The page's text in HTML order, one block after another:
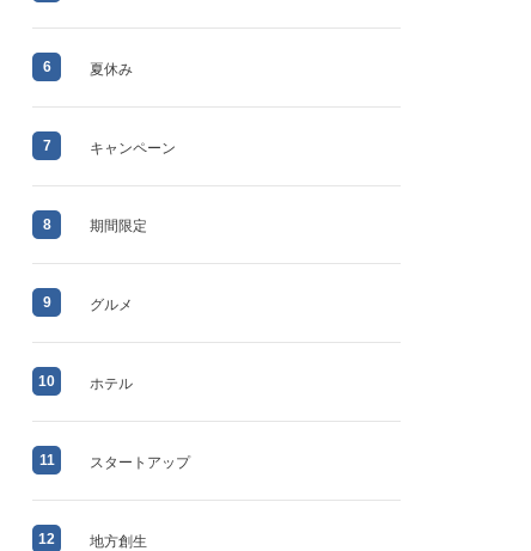
6 夏休み
7 キャンペーン
8 期間限定
9 グルメ
10 ホテル
11 スタートアップ
12 地方創生